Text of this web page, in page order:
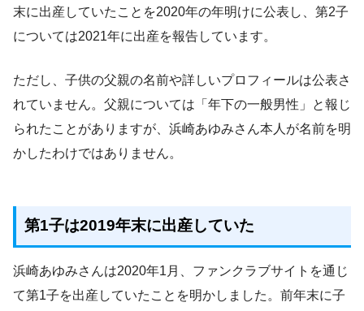
末に出産していたことを2020年の年明けに公表し、第2子
については2021年に出産を報告しています。
ただし、子供の父親の名前や詳しいプロフィールは公表さ
れていません。父親については「年下の一般男性」と報じ
られたことがありますが、浜崎あゆみさん本人が名前を明
かしたわけではありません。
第1子は2019年末に出産していた
浜崎あゆみさんは2020年1月、ファンクラブサイトを通じ
て第1子を出産していたことを明かしました。前年末に子